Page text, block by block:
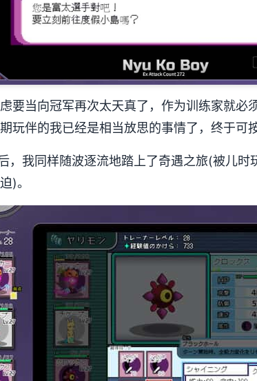
要当向冠军再次太天真了，作为训练家就必
玩伴的我已经是相当放思的事情了，终于可
，我同样随波逐流地踏上了奇遇之旅(被儿时
)。